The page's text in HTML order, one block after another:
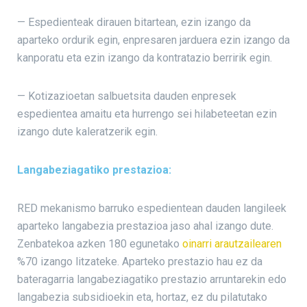
— Espedienteak dirauen bitartean, ezin izango da
aparteko ordurik egin, enpresaren jarduera ezin izango da
kanporatu eta ezin izango da kontratazio berririk egin.
— Kotizazioetan salbuetsita dauden enpresek
espedientea amaitu eta hurrengo sei hilabeteetan ezin
izango dute kaleratzerik egin.
Langabeziagatiko prestazioa:
RED mekanismo barruko espedientean dauden langileek
aparteko langabezia prestazioa jaso ahal izango dute.
Zenbatekoa azken 180 egunetako oinarri arautzailearen
%70 izango litzateke. Aparteko prestazio hau ez da
bateragarria langabeziagatiko prestazio arruntarekin edo
langabezia subsidioekin eta, hortaz, ez du pilatutako